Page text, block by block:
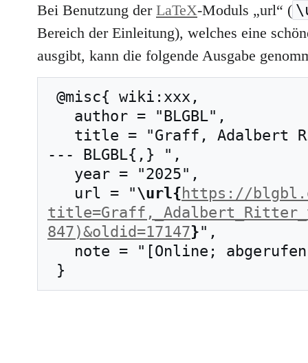
Bei Benutzung der LaTeX-Moduls „url“ (
Bereich der Einleitung), welches eine
ausgibt, kann die folgende Ausgabe
--- BLGBL{,} ",
   url = "
\url{ https://
847)&oldid=17147}",